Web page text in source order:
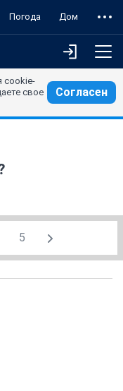
Погода Дом
cookie-
свое
Согласен
5